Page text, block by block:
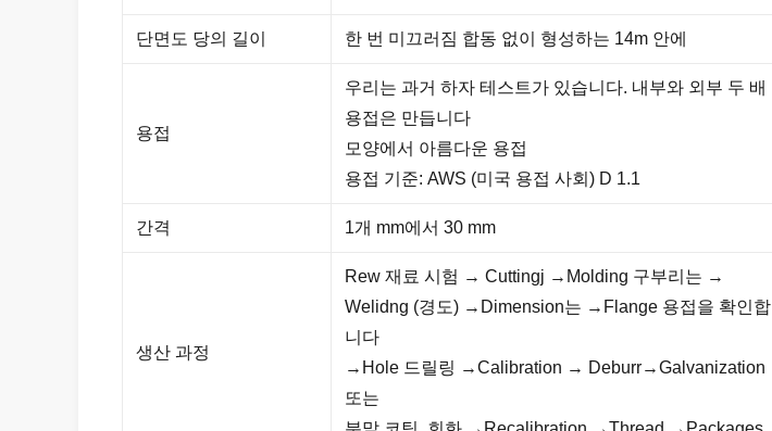
단면도 당의 길이 한 번 미끄러짐 합동 없이 형성하는 14m 안에
용접
우리는 과거 하자 테스트가 있습니다. 내부와 외부 두 배
용접은 만듭니다
모양에서 아름다운 용접
용접 기준: AWS (미국 용접 사회) D 1.1
간격 1개 mm에서 30 mm
생산 과정
Rew 재료 시험 → Cuttingj →Molding 구부리는 →
Welidng (경도) →Dimension는 →Flange 용접을 확인합
니다
→Hole 드릴링 →Calibration → Deburr→Galvanization
또는